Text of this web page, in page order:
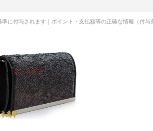
準に付与されます｜ポイント・支払額等の正確な情報（付